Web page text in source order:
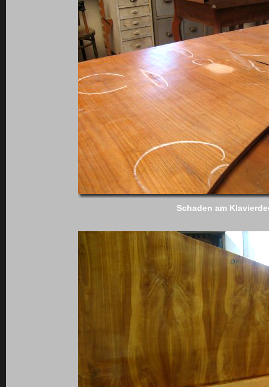
Schaden am